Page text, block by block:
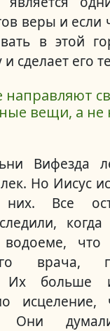
веры и если
в этой
сделает его
направляют
вещи, а не
Вифезда
Но Иисус
них. Все
водоеме, что
врача,
Их больше
исцеление,
Они